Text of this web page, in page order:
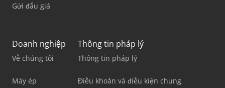
Gửi đấu giá
Doanh nghiệp
Về chúng tôi
Máy ép
Thông tin pháp lý
Thông tin pháp lý
Điều khoản và điều kiện chung